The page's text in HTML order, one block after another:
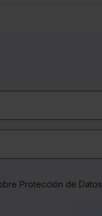
Protección de Datos